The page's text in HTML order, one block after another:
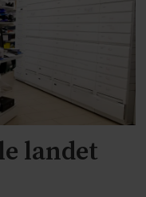
landet